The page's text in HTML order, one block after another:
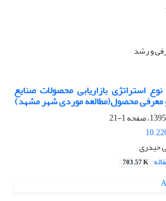
و رشد
استراتژی بازاریابی محصولات صنایع
محصول(مطالعه موردی شهر مشهد)
1-21
حیدری
703.57 K